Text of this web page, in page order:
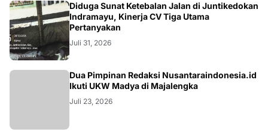
KRIMINAL
Diduga Sunat Ketebalan Jalan di Juntikedokan
Indramayu, Kinerja CV Tiga Utama
Pertanyakan
Juli 31, 2026
Dua Pimpinan Redaksi Nusantaraindonesia.id
Ikuti UKW Madya di Majalengka
Juli 23, 2026